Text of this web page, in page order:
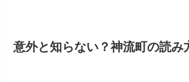
意外と知らない？神流町の読み